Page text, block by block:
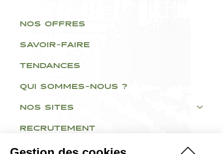
NOS OFFRES
SAVOIR-FAIRE
TENDANCES
QUI SOMMES-NOUS ?
NOS SITES
RECRUTEMENT